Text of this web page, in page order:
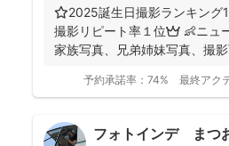
⭐️2025誕生日撮影ランキング
撮影リピート率１位👑 👶ニュ
家族写真、兄弟姉妹写真、撮
予約承諾率： 74% 最終アク
フォトインデ まつ